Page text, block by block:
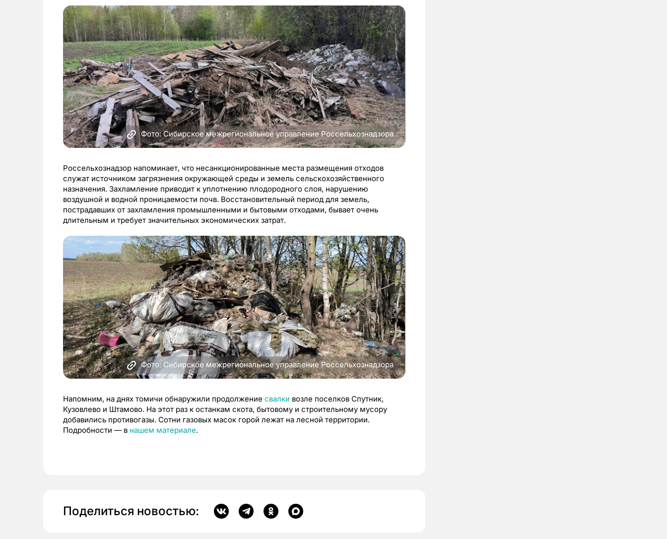
Фото: Сибирское межрегиональное управление Россельхознадзора
Россельхознадзор напоминает, что несанкционированные места размещения отходов
служат источником загрязнения окружающей среды и земель сельскохозяйственного
назначения. Захламление приводит к уплотнению плодородного слоя, нарушению
воздушной и водной проницаемости почв. Восстановительный период для земель,
пострадавших от захламления промышленными и бытовыми отходами, бывает очень
длительным и требует значительных экономических затрат.
Фото: Сибирское межрегиональное управление Россельхознадзора
Напомним, на днях томичи обнаружили продолжение свалки возле поселков Спутник,
Кузовлево и Штамово. На этот раз к останкам скота, бытовому и строительному мусору
добавились противогазы. Сотни газовых масок горой лежат на лесной территории.
Подробности — в нашем материале.
Поделиться новостью: